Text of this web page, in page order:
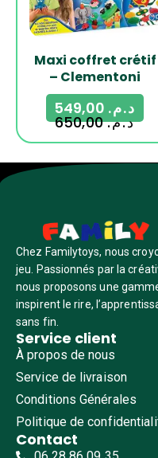
Maxi coffret crétif
– Clementoni
د.م.650,00
د.م.
Chez Familytoys, nous
jeu. Passionnés par la
nous proposons une
inspirent le rire,
sans fin.
Service client
À propos de nous
Service de livraison
Conditions Générales
Politique de
Contact